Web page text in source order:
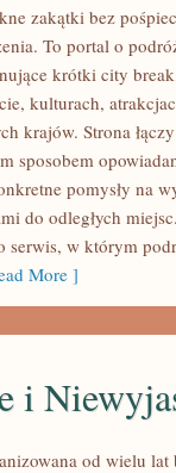
zakątki bez
To portal o
krótki city
kulturach,
krajów. Strona
sposobem
pomysły na
do odległych
serwis, w którym
More ]
i
od wielu